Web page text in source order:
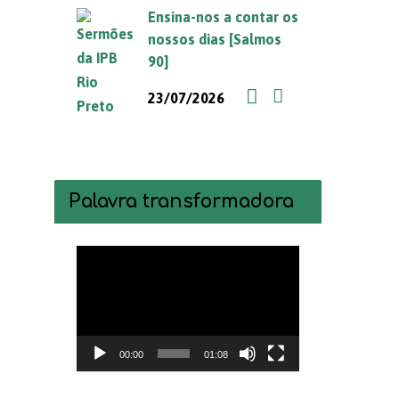
Ensina-nos a contar os
nossos dias [Salmos
90]
23/07/2026
Palavra transformadora
00:00 01:08